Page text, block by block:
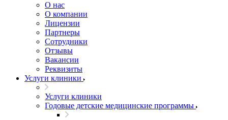
О нас
О компании
Лицензии
Партнеры
Сотрудники
Отзывы
Вакансии
Реквизиты
Услуги клиники
Услуги клиники
Годовые детские медицинские программы